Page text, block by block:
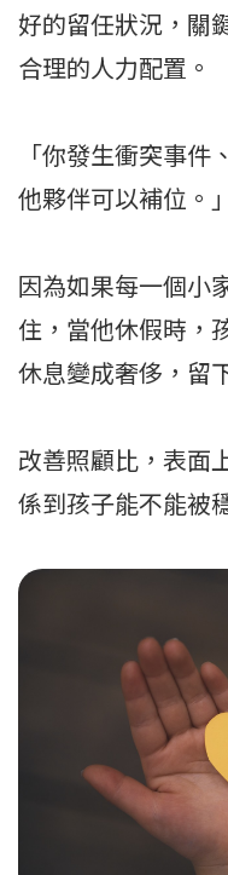
好的留任狀況，關
合理的人力配置。
「你發生衝突事
他夥伴可以補位。
因為如果每一個小
住，當他休假時，
休息變成奢侈，留
改善照顧比，表面
係到孩子能不能被